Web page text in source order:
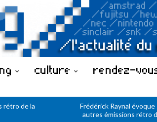
culture rendez-
rétro de la
Frédérick Raynal
autres émissions rétro